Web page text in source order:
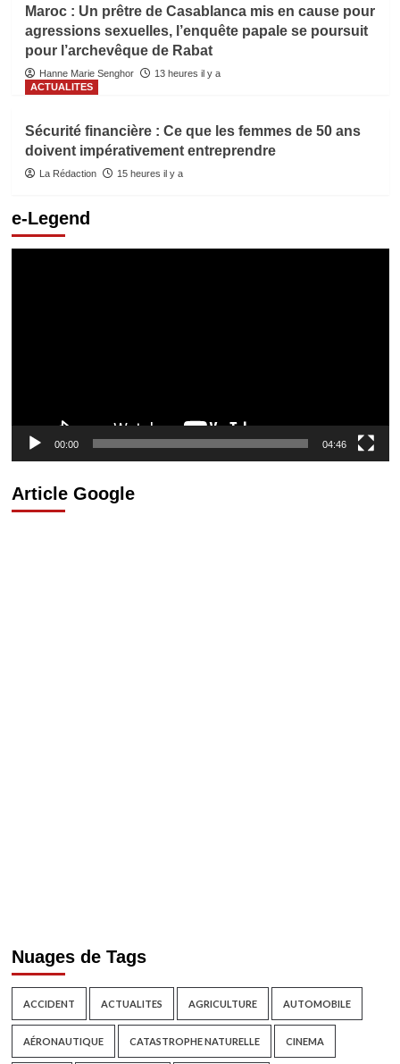
Maroc : Un prêtre de Casablanca mis en cause pour
agressions sexuelles, l’enquête papale se poursuit
pour l’archevêque de Rabat
Hanne Marie Senghor
13 heures il y a
ACTUALITES
Sécurité financière : Ce que les femmes de 50 ans
doivent impérativement entreprendre
La Rédaction 15 heures il y a
e-Legend
00:00 04:46
Article Google
Nuages de Tags
ACCIDENT ACTUALITES AGRICULTURE AUTOMOBILE
AÉRONAUTIQUE CATASTROPHE NATURELLE CINEMA